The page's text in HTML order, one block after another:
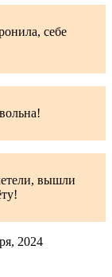
себе
вышли
2024